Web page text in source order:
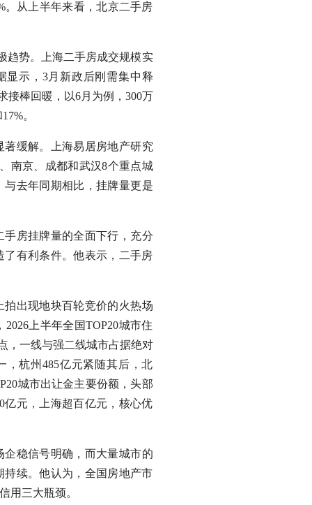
。从上半年来看，北京二手房
势。上海二手房成交规模实
显示，3月新政后刚需集中释
接棒回暖，以6月为例，300万
。
缓解。上海易居房地产研究
南京、成都和武汉8个重点城
与去年同期相比，挂牌量更是
房挂牌量的全面下行，充分
有利条件。他表示，二手房
出现地块百轮竞价的火热场
上半年全国TOP20城市住
，一线与强二线城市占据绝对
，杭州485亿元紧随其后，北
城市出让金主要份额，头部
亿元，上海超百亿元，核心优
稳信号明确，而大量城市的
续。他认为，全国房地产市
用三大瓶颈。